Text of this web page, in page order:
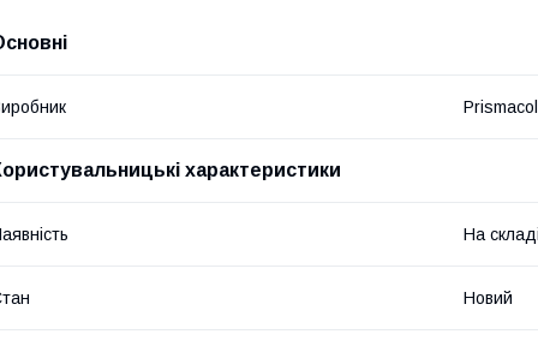
характеристики
На
Новий